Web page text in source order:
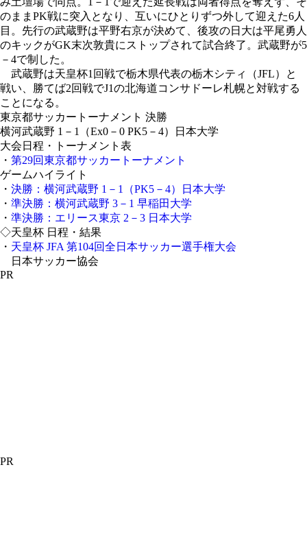
のままPK戦に突入となり、互いにひとりずつ外して迎えた6人
目。先行の武蔵野は平野右京が決めて、後攻の日大は平尾勇人
のキックがGK末次敦貴にストップされて試合終了。武蔵野が5
－4で制した。
武蔵野は天皇杯1回戦で栃木県代表の栃木シティ（JFL）と
戦い、勝てば2回戦でJ1の北海道コンサドーレ札幌と対戦する
ことになる。
東京都サッカートーナメント 決勝
横河武蔵野 1－1（Ex0－0 PK5－4）日本大学
大会日程・トーナメント表
・ 第29回東京都サッカートーナメント
ゲームハイライト
・ 決勝：横河武蔵野 1－1（PK5－4）日本大学
・ 準決勝：横河武蔵野 3－1 早稲田大学
・ 準決勝：エリース東京 2－3 日本大学
◇天皇杯 日程・結果
・ 天皇杯 JFA 第104回全日本サッカー選手権大会
日本サッカー協会
PR
PR